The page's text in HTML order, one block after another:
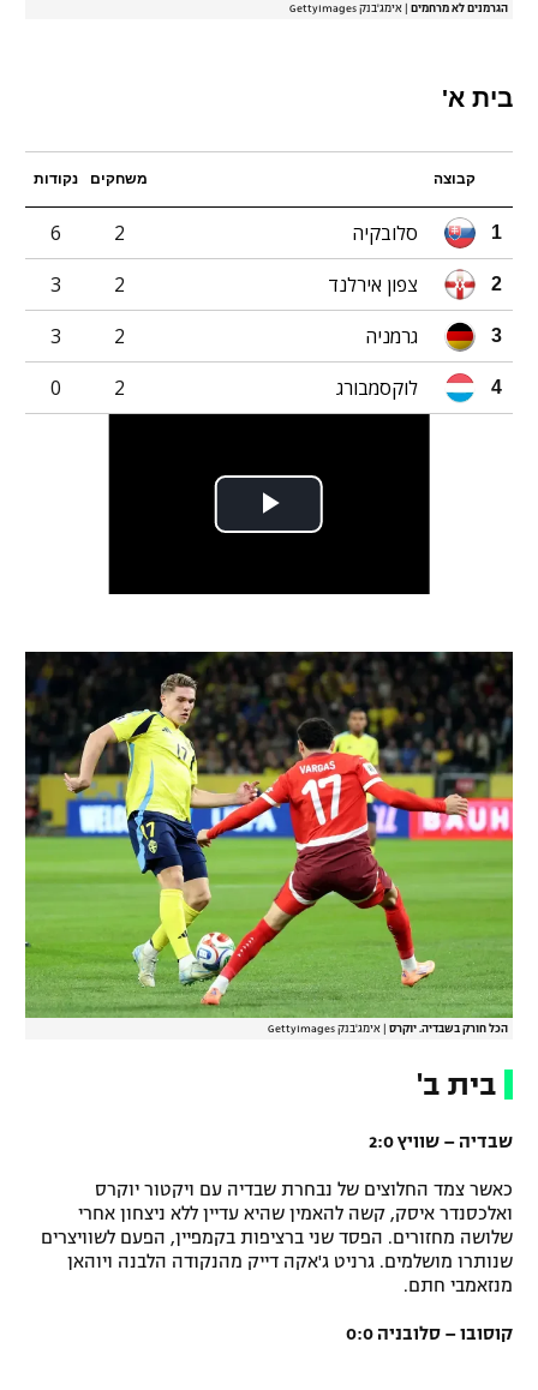
הגרמנים לא מרחמים אימג'בנק GettyImages
בית א'
קבוצה משחקים נקודות
1 סלובקיה 2
6
2 צפון אירלנד 2
3
3 גרמניה 2
3
4 לוקסמבורג 2
0
הכל חורק בשבדיה. יוקרס אימג'בנק GettyImages
בית ב'
שבדיה – שוויץ 2:0
כאשר צמד החלוצים של נבחרת שבדיה עם ויקטור יוקרס
ואלכסנדר איסק, קשה להאמין שהיא עדיין ללא ניצחון אחרי
שלושה מחזורים. הפסד שני ברציפות בקמפיין, הפעם לשוויצרים
שנותרו מושלמים. גרניט ג'אקה דייק מהנקודה הלבנה ויוהאן
מנזאמבי חתם.
קוסובו – סלובניה 0:0